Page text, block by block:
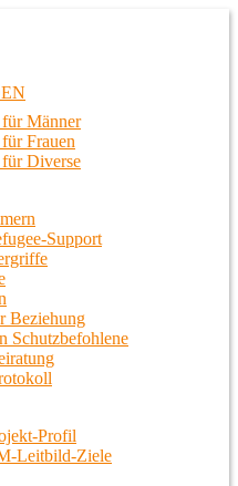
Berlin
Männer
Frauen
Diverse
Support
Beziehung
Schutzbefohlene
Profil
Leitbild-Ziele